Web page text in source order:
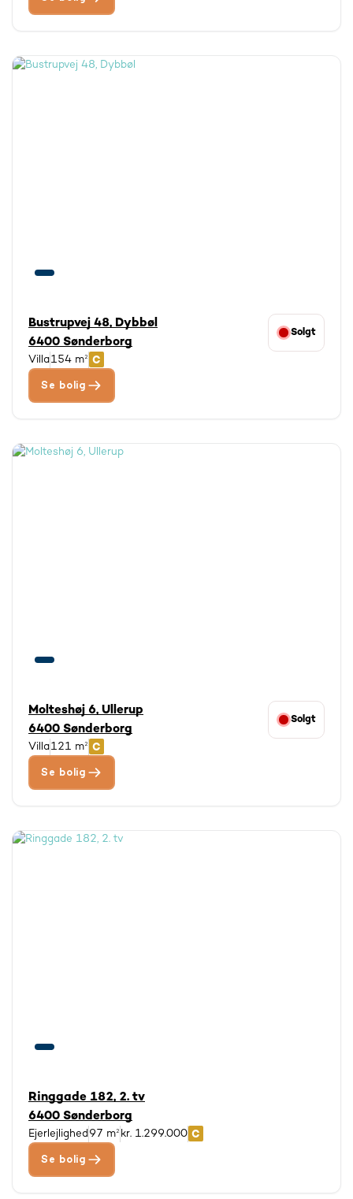
Bustrupvej 48, Dybbøl
6400 Sønderborg
Solgt
Villa154 m²
Se bolig
Molteshøj 6, Ullerup
6400 Sønderborg
Solgt
Villa121 m²
Se bolig
Ringgade 182, 2. tv
6400 Sønderborg
Ejerlejlighed 97 m² kr. 1.299.000
Se bolig